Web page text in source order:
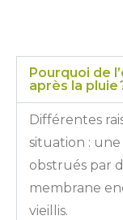
Pourquoi de
après la pluie
Différentes
situation :
obstrués par
membrane
vieillis.